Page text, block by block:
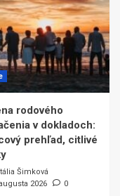
rodového
v dokladoch:
prehľad, citlivé
Šimková
2026
0